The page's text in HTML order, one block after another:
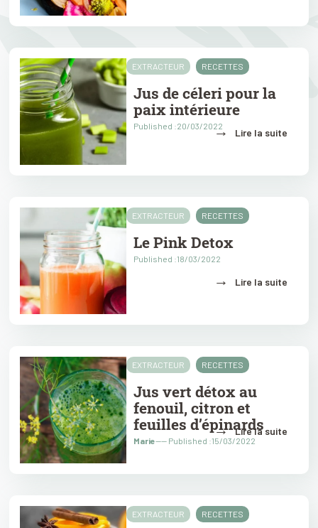
EXTRACTEUR RECETTES
Jus de céleri pour la
paix intérieure
Published :20/03/2022
→ Lire la suite
EXTRACTEUR RECETTES
Le Pink Detox
Published :18/03/2022
→ Lire la suite
EXTRACTEUR RECETTES
Jus vert détox au
fenouil, citron et
feuilles d’épinards
Marie---- Published :15/03/2022
→ Lire la suite
EXTRACTEUR RECETTES